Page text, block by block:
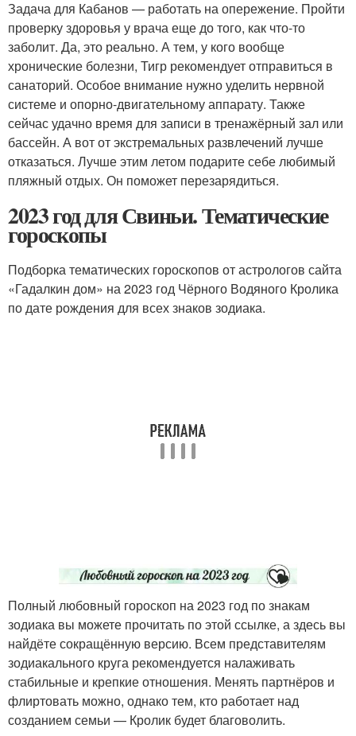
Задача для Кабанов — работать на опережение. Пройти
проверку здоровья у врача еще до того, как что-то
заболит. Да, это реально. А тем, у кого вообще
хронические болезни, Тигр рекомендует отправиться в
санаторий. Особое внимание нужно уделить нервной
системе и опорно-двигательному аппарату. Также
сейчас удачно время для записи в тренажёрный зал или
бассейн. А вот от экстремальных развлечений лучше
отказаться. Лучше этим летом подарите себе любимый
пляжный отдых. Он поможет перезарядиться.
2023 год для Свиньи. Тематические
гороскопы
Подборка тематических гороскопов от астрологов сайта
«Гадалкин дом» на 2023 год Чёрного Водяного Кролика
по дате рождения для всех знаков зодиака.
Полный любовный гороскоп на 2023 год по знакам
зодиака вы можете прочитать по этой ссылке, а здесь вы
найдёте сокращённую версию. Всем представителям
зодиакального круга рекомендуется налаживать
стабильные и крепкие отношения. Менять партнёров и
флиртовать можно, однако тем, кто работает над
созданием семьи — Кролик будет благоволить.